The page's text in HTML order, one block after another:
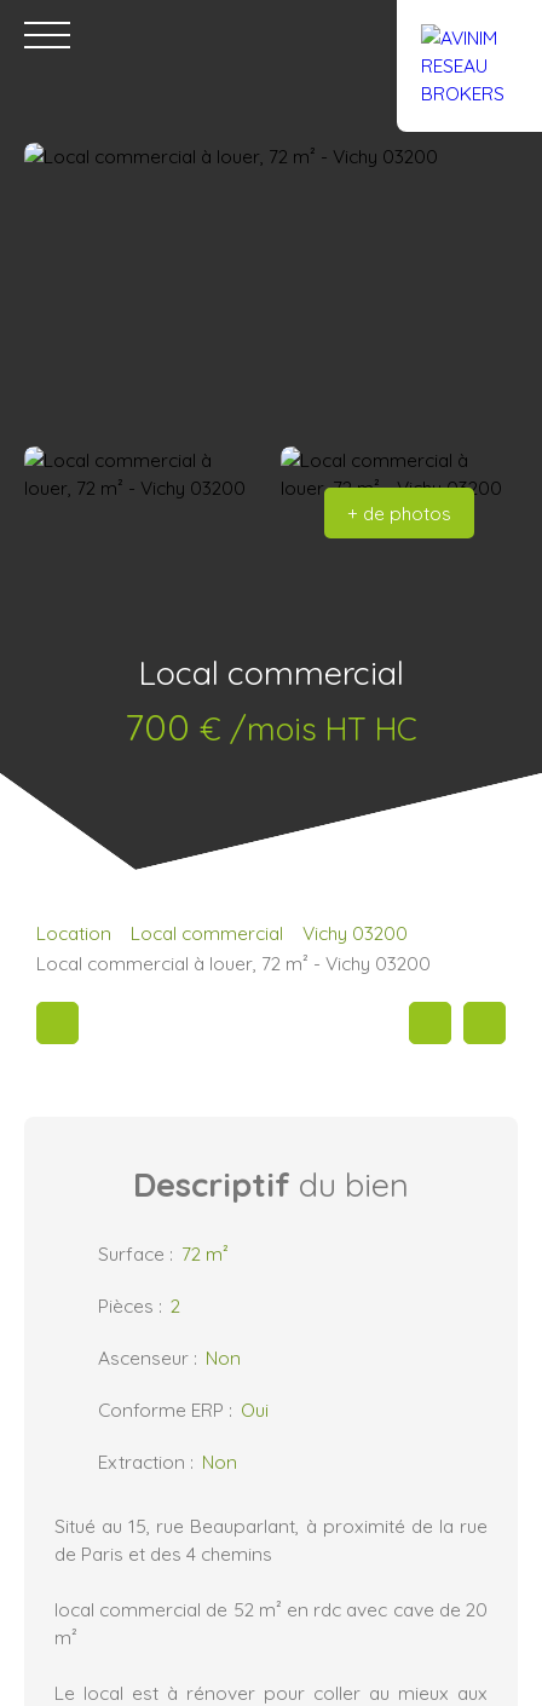
+ de photos
Local commercial
700 € /mois HT HC
Location Local commercial
Vichy 03200
Local commercial à louer, 72 m² - Vichy 03200
Descriptif du bien
Surface : 72 m²
Pièces : 2
Ascenseur : Non
Conforme ERP : Oui
Extraction : Non
Situé au 15, rue Beauparlant, à proximité de la rue
de Paris et des 4 chemins
local commercial de 52 m² en rdc avec cave de 20
m²
Le local est à rénover pour coller au mieux aux